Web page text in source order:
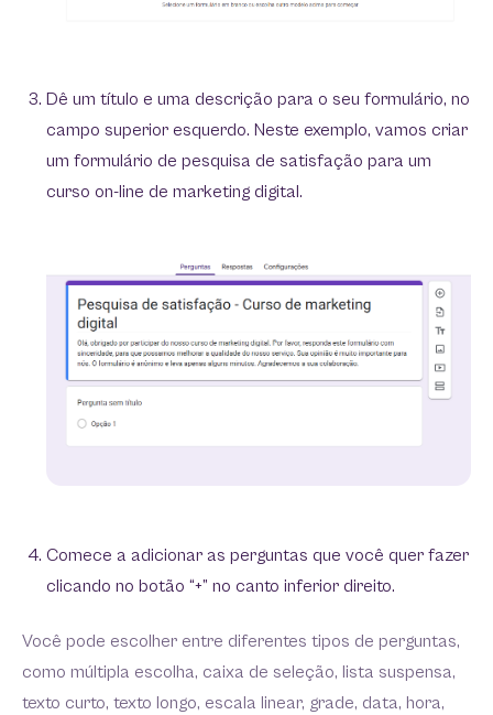
Dê um título e uma descrição para o seu formulário, no
campo superior esquerdo. Neste exemplo, vamos criar
um formulário de pesquisa de satisfação para um
curso on-line de marketing digital.
Comece a adicionar as perguntas que você quer fazer
clicando no botão “+” no canto inferior direito.
Você pode escolher entre diferentes tipos de perguntas,
como múltipla escolha, caixa de seleção, lista suspensa,
texto curto, texto longo, escala linear, grade, data, hora,